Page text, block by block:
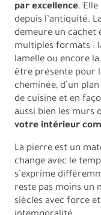
par excellence.
depuis l’antiquité.
demeure un cachet
multiples formats :
lamelle ou encore
être présente pour
cheminée, d’un
de cuisine et en
aussi bien les murs
votre intérieur
La pierre est un
change avec le
s’exprime
reste pas moins un
siècles avec force